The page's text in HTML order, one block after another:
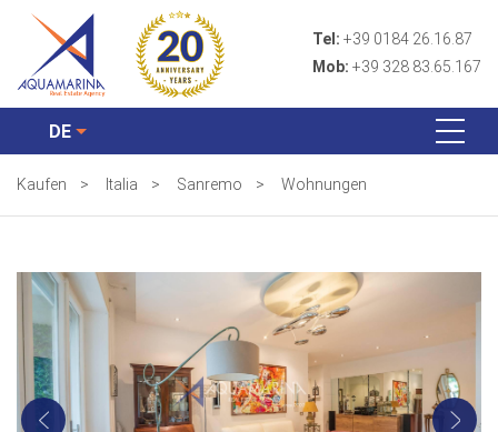
Tel: +39 0184 26.16.87
Mob: +39 328 83.65.167
DE
Kaufen > Italia > Sanremo > Wohnungen